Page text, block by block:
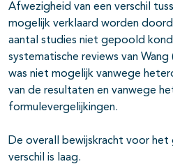
Afwezigheid van een verschil
mogelijk verklaard worden
aantal studies niet gepoold
systematische reviews van
was niet mogelijk vanwege
van de resultaten en vanwege
formulevergelijkingen.
De overall bewijskracht voor
verschil is laag.